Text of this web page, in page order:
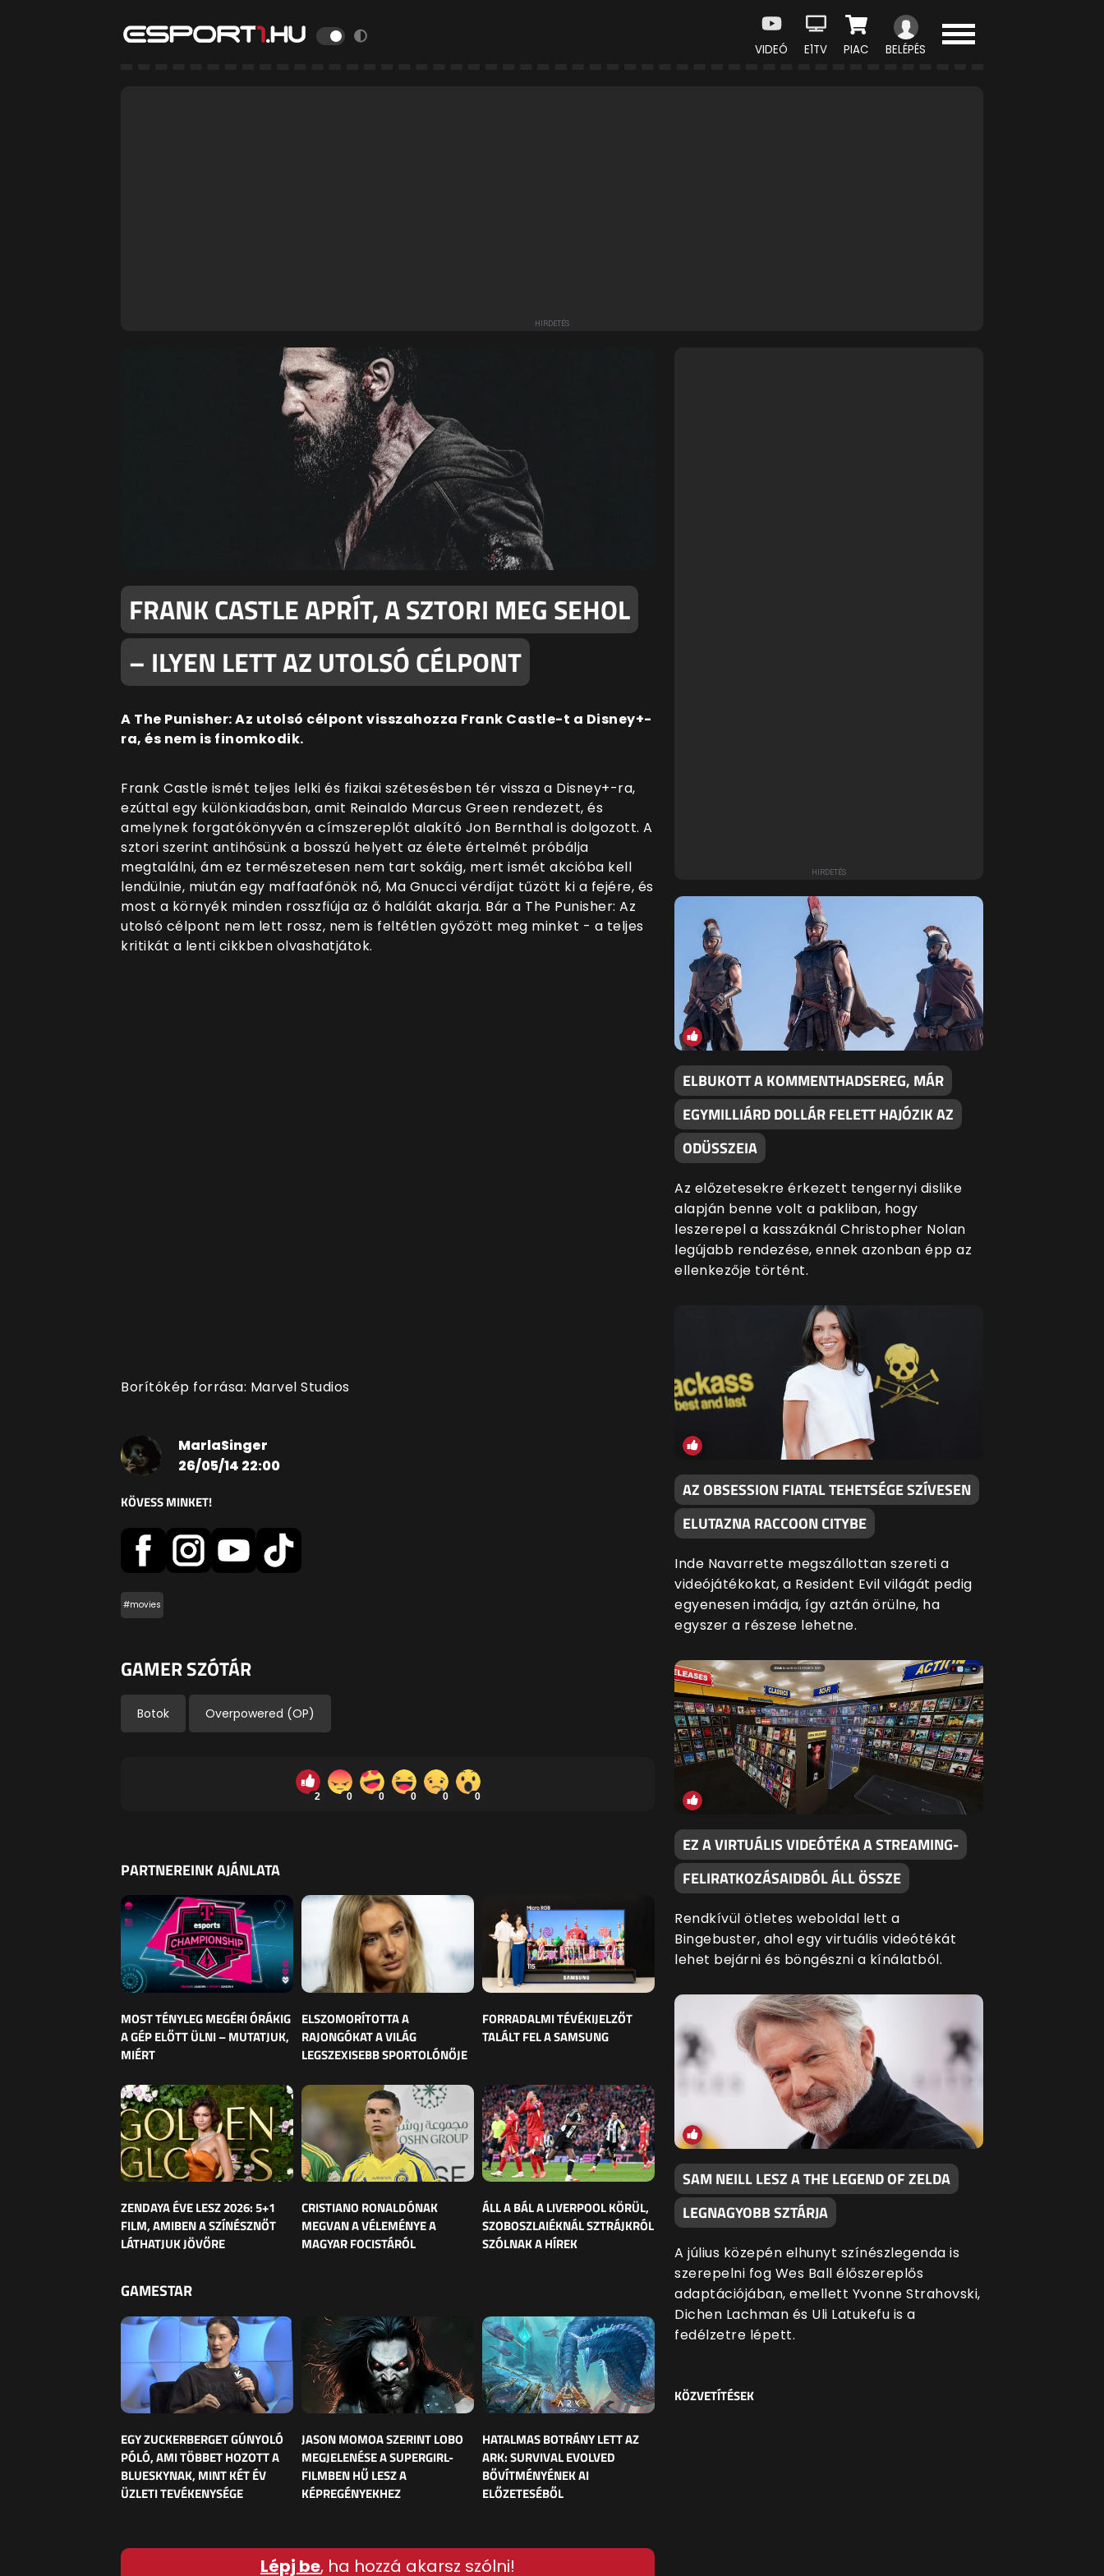
VIDEÓ E1TV PIAC BELÉPÉS
FRANK CASTLE APRÍT, A SZTORI MEG SEHOL
– ILYEN LETT AZ UTOLSÓ CÉLPONT
A The Punisher: Az utolsó célpont visszahozza Frank Castle-t a Disney+-
ra, és nem is finomkodik.
Frank Castle ismét teljes lelki és fizikai szétesésben tér vissza a Disney+-ra,
ezúttal egy különkiadásban, amit Reinaldo Marcus Green rendezett, és
amelynek forgatókönyvén a címszereplőt alakító Jon Bernthal is dolgozott. A
sztori szerint antihősünk a bosszú helyett az élete értelmét próbálja
megtalálni, ám ez természetesen nem tart sokáig, mert ismét akcióba kell
lendülnie, miután egy maffaafőnök nő, Ma Gnucci vérdíjat tűzött ki a fejére, és
most a környék minden rosszfiúja az ő halálát akarja. Bár a The Punisher: Az
utolsó célpont nem lett rossz, nem is feltétlen győzött meg minket - a teljes
kritikát a lenti cikkben olvashatjátok.
Borítókép forrása: Marvel Studios
MarlaSinger
26/05/14 22:00
KÖVESS MINKET!
#movies
GAMER SZÓTÁR
Botok Overpowered (OP)
2 0 0 0 0 0
PARTNEREINK AJÁNLATA
MOST TÉNYLEG MEGÉRI ÓRÁKIG
A GÉP ELŐTT ÜLNI – MUTATJUK,
MIÉRT
ELSZOMORÍTOTTA A
RAJONGÓKAT A VILÁG
LEGSZEXISEBB SPORTOLÓNŐJE
FORRADALMI TÉVÉKIJELZŐT
TALÁLT FEL A SAMSUNG
ZENDAYA ÉVE LESZ 2026: 5+1
FILM, AMIBEN A SZÍNÉSZNŐT
LÁTHATJUK JÖVŐRE
CRISTIANO RONALDÓNAK
MEGVAN A VÉLEMÉNYE A
MAGYAR FOCISTÁRÓL
ÁLL A BÁL A LIVERPOOL KÖRÜL,
SZOBOSZLAIÉKNÁL SZTRÁJKRÓL
SZÓLNAK A HÍREK
GAMESTAR
EGY ZUCKERBERGET GÚNYOLÓ
PÓLÓ, AMI TÖBBET HOZOTT A
BLUESKYNAK, MINT KÉT ÉV
ÜZLETI TEVÉKENYSÉGE
JASON MOMOA SZERINT LOBO
MEGJELENÉSE A SUPERGIRL-
FILMBEN HŰ LESZ A
KÉPREGÉNYEKHEZ
HATALMAS BOTRÁNY LETT AZ
ARK: SURVIVAL EVOLVED
BŐVÍTMÉNYÉNEK AI
ELŐZETESÉBŐL
Lépj be, ha hozzá akarsz szólni!
ELBUKOTT A KOMMENTHADSEREG, MÁR
EGYMILLIÁRD DOLLÁR FELETT HAJÓZIK AZ
ODÜSSZEIA
Az előzetesekre érkezett tengernyi dislike
alapján benne volt a pakliban, hogy
leszerepel a kasszáknál Christopher Nolan
legújabb rendezése, ennek azonban épp az
ellenkezője történt.
AZ OBSESSION FIATAL TEHETSÉGE SZÍVESEN
ELUTAZNA RACCOON CITYBE
Inde Navarrette megszállottan szereti a
videójátékokat, a Resident Evil világát pedig
egyenesen imádja, így aztán örülne, ha
egyszer a részese lehetne.
EZ A VIRTUÁLIS VIDEÓTÉKA A STREAMING-
FELIRATKOZÁSAIDBÓL ÁLL ÖSSZE
Rendkívül ötletes weboldal lett a
Bingebuster, ahol egy virtuális videótékát
lehet bejárni és böngészni a kínálatból.
SAM NEILL LESZ A THE LEGEND OF ZELDA
LEGNAGYOBB SZTÁRJA
A július közepén elhunyt színészlegenda is
szerepelni fog Wes Ball élőszereplős
adaptációjában, emellett Yvonne Strahovski,
Dichen Lachman és Uli Latukefu is a
fedélzetre lépett.
KÖZVETÍTÉSEK